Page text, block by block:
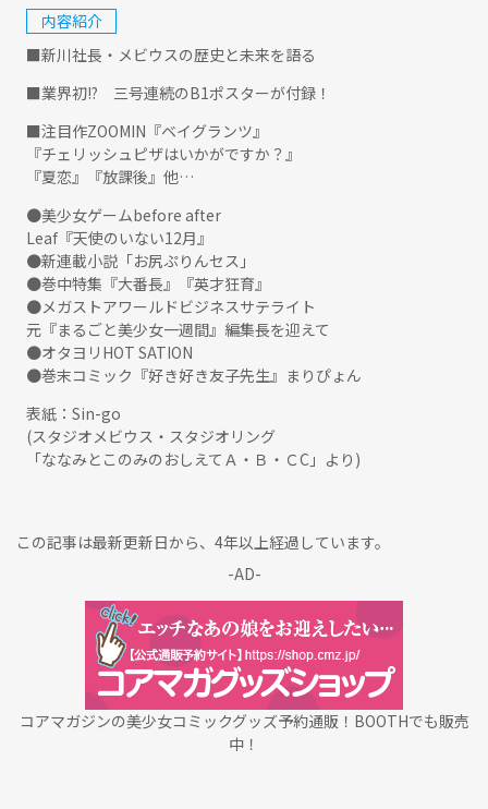
内容紹介
■新川社長・メビウスの歴史と未来を語る
■業界初!? 三号連続のB1ポスターが付録！
■注目作ZOOMIN『ベイグランツ』
『チェリッシュピザはいかがですか？』
『夏恋』『放課後』他…
●美少女ゲームbefore after
Leaf『天使のいない12月』
●新連載小説「お尻ぷりんセス」
●巻中特集『大番長』『英才狂育』
●メガストアワールドビジネスサテライト
元『まるごと美少女一週間』編集長を迎えて
●オタヨリHOT SATION
●巻末コミック『好き好き友子先生』まりぴょん
表紙：Sin-go
(スタジオメビウス・スタジオリング
「ななみとこのみのおしえてＡ・Ｂ・ＣC」より)
この記事は最新更新日から、4年以上経過しています。
-AD-
コアマガジンの美少女コミックグッズ予約通販！BOOTHでも販売
中！